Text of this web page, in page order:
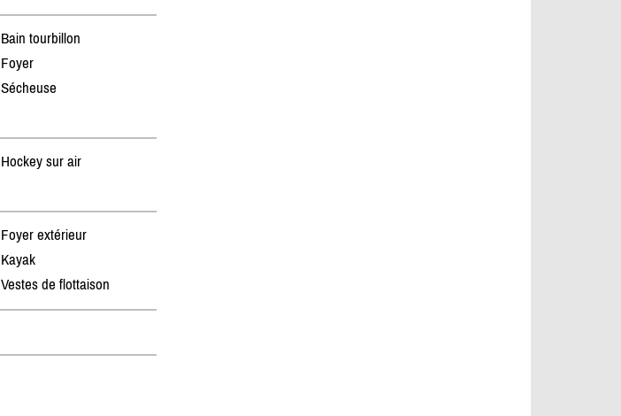
Bain tourbillon
Foyer
Sécheuse
Hockey sur air
Foyer extérieur
Kayak
Vestes de flottaison